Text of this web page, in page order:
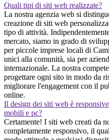
Quali tipi di siti web realizzate?
La nostra agenzia web si
creazione di siti web
tipo di attività.
mercato, siamo in grado di
per piccole imprese locali di
unici alla comunità, sia per
internazionale. La nostra
progettare ogni sito in modo da
migliorare l'engagement con il
online.
Il design dei siti web è
mobili e pc?
Certamente! I siti web creati da
completamente responsivo, il